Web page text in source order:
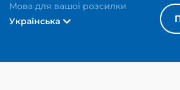
Мова для вашої розсилки
Українська